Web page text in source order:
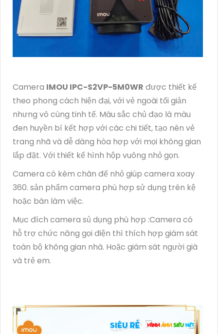
Camera IMOU IPC-S2VP-5M0WR được thiết kế
theo phong cách hiện đại, với vẻ ngoài tối giản
nhưng vô cùng tinh tế. Màu sắc chủ đạo là màu
đen huyền bí kết hợp với các chi tiết, tạo nên vẻ
trang nhã và dễ dàng hòa hợp với mọi không gian
lắp đặt. Với thiết kế hình hộp vuông nhỏ gọn.
Camera có kèm chân đế nhỏ giúp camera xoay
360. sản phẩm camera phù hợp sử dụng trên kệ
hoặc bàn làm việc.
Mục đích camera sủ dụng phù hợp :Camera có
hỗ trợ chức năng gọi điện thì thích hợp giám sát
toàn bộ không gian nhà. Hoặc giám sát người già
và trẻ em.